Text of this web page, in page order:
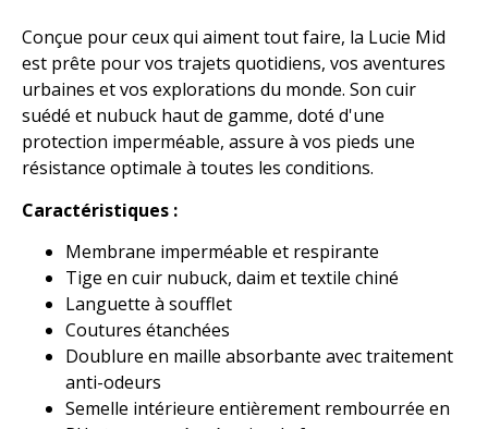
Conçue pour ceux qui aiment tout faire, la Lucie Mid
est prête pour vos trajets quotidiens, vos aventures
urbaines et vos explorations du monde. Son cuir
suédé et nubuck haut de gamme, doté d'une
protection imperméable, assure à vos pieds une
résistance optimale à toutes les conditions.
Caractéristiques :
Membrane imperméable et respirante
Tige en cuir nubuck, daim et textile chiné
Languette à soufflet
Coutures étanchées
Doublure en maille absorbante avec traitement
anti-odeurs
Semelle intérieure entièrement rembourrée en